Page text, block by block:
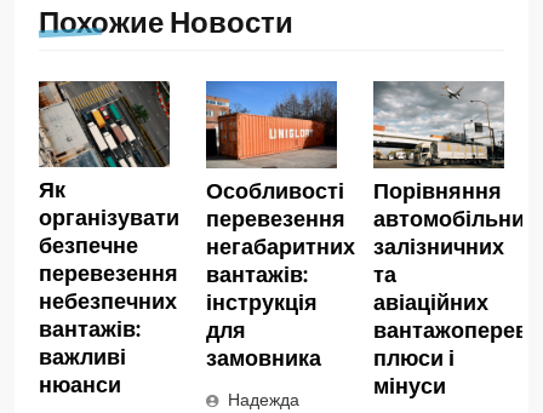
Похожие Новости
Як
організувати
безпечне
перевезення
небезпечних
вантажів:
важливі
нюанси
Особливості
перевезення
негабаритних
вантажів:
інструкція
для
замовника
Надежда
Порівняння
автомобільних,
залізничних
та
авіаційних
плюси і
мінуси